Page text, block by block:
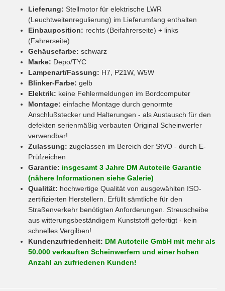
Lieferung: Stellmotor für elektrische LWR
(Leuchtweitenregulierung) im Lieferumfang enthalten
Einbauposition: rechts (Beifahrerseite) + links
(Fahrerseite)
Gehäusefarbe: schwarz
Marke: Depo/TYC
Lampenart/Fassung: H7, P21W, W5W
Blinker-Farbe: gelb
Elektrik: keine Fehlermeldungen im Bordcomputer
Montage: einfache Montage durch genormte
Anschlußstecker und Halterungen - als Austausch für den
defekten serienmäßig verbauten Original Scheinwerfer
verwendbar!
Zulassung: zugelassen im Bereich der StVO - durch E-
Prüfzeichen
Garantie: insgesamt 3 Jahre DM Autoteile Garantie
(nähere Informationen siehe Galerie)
Qualität: hochwertige Qualität von ausgewählten ISO-
zertifizierten Herstellern. Erfüllt sämtliche für den
Straßenverkehr benötigten Anforderungen. Streuscheibe
aus witterungsbeständigem Kunststoff gefertigt - kein
schnelles Vergilben!
Kundenzufriedenheit: DM Autoteile GmbH mit mehr als
50.000 verkauften Scheinwerfern und einer hohen
Anzahl an zufriedenen Kunden!